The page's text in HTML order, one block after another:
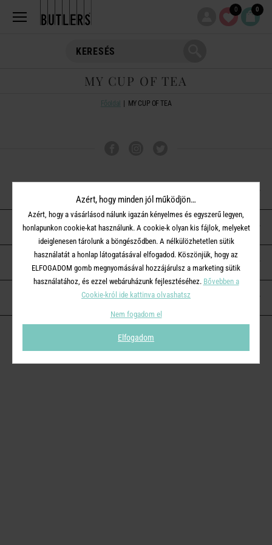
0 0
MY CUP OF TEA
Főoldal MY CUP OF TEA
ÜGYFÉLSZOLGÁLAT
A BUTLERS-RŐL
KAPCSOLAT
Azért, hogy minden jól működjön…
Azért, hogy a vásárlásod nálunk igazán kényelmes és egyszerű legyen,
honlapunkon cookie-kat használunk. A cookie-k olyan kis fájlok, melyeket
ideiglenesen tárolunk a böngésződben. A nélkülözhetetlen sütik
használatát a honlap látogatásával elfogadod. Köszönjük, hogy az
ELFOGADOM gomb megnyomásával hozzájárulsz a marketing sütik
használatához, és ezzel webáruházunk fejlesztéséhez. Bővebben a
Cookie-król ide kattinva olvashatsz
Nem fogadom el
Elfogadom